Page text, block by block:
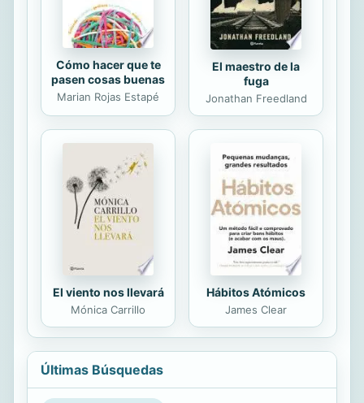
de...
Cómo hacer que te
pasen cosas buenas
Marian Rojas Estapé
El maestro de la
fuga
Jonathan Freedland
El viento nos llevará
Mónica Carrillo
Hábitos Atómicos
James Clear
Últimas Búsquedas